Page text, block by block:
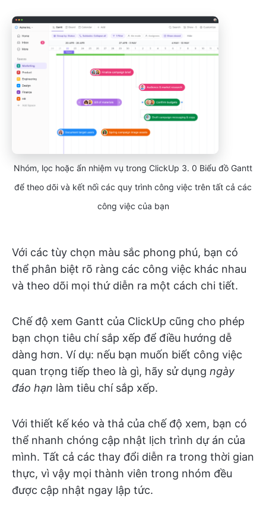
Nhóm, lọc hoặc ẩn nhiệm vụ trong ClickUp 3. 0 Biểu đồ Gantt
để theo dõi và kết nối các quy trình công việc trên tất cả các
công việc của bạn
Với các tùy chọn màu sắc phong phú, bạn có
thể phân biệt rõ ràng các công việc khác nhau
và theo dõi mọi thứ diễn ra một cách chi tiết.
Chế độ xem Gantt của ClickUp cũng cho phép
bạn chọn tiêu chí sắp xếp để điều hướng dễ
dàng hơn. Ví dụ: nếu bạn muốn biết công việc
quan trọng tiếp theo là gì, hãy sử dụng ngày
đáo hạn làm tiêu chí sắp xếp.
Với thiết kế kéo và thả của chế độ xem, bạn có
thể nhanh chóng cập nhật lịch trình dự án của
mình. Tất cả các thay đổi diễn ra trong thời gian
thực, vì vậy mọi thành viên trong nhóm đều
được cập nhật ngay lập tức.